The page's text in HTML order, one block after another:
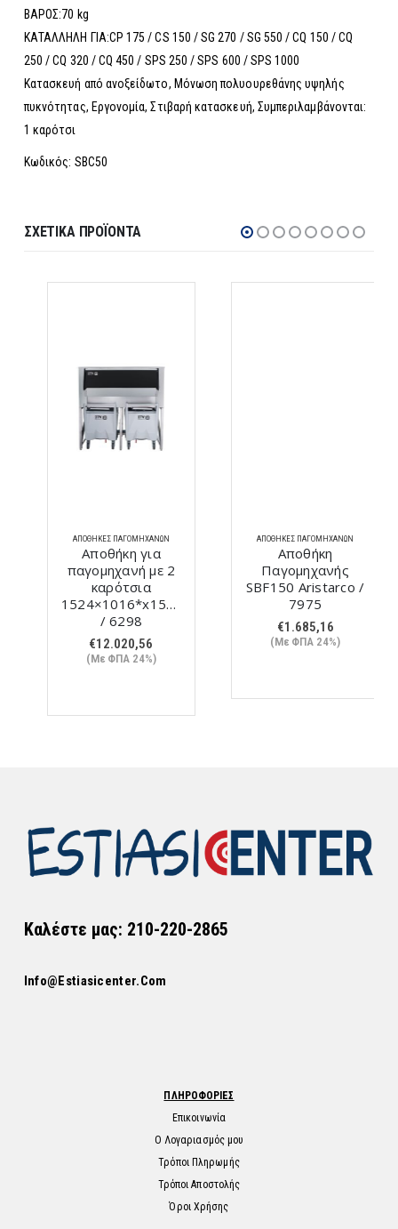
ΒΑΡΟΣ:70 kg
ΚΑΤΑΛΛΗΛΗ ΓΙΑ:CP 175 / CS 150 / SG 270 / SG 550 / CQ 150 / CQ
250 / CQ 320 / CQ 450 / SPS 250 / SPS 600 / SPS 1000
Κατασκευή από ανοξείδωτο, Μόνωση πολυουρεθάνης υψηλής
πυκνότητας, Εργονομία, Στιβαρή κατασκευή, Συμπεριλαμβάνονται:
1 καρότσι
Κωδικός: SBC50
ΣΧΕΤΙΚΆ ΠΡΟΪΌΝΤΑ
ΑΠΟΘΉΚΕΣ ΠΑΓΟΜΗΧΑΝΏΝ
Αποθήκη για
παγομηχανή με 2
καρότσια
1524×1016*x1520(h)mm
/ 6298
12.020,56
(Με ΦΠΑ 24%)
ΑΠΟΘΉΚΕΣ ΠΑΓΟΜΗΧΑΝΏΝ
Αποθήκη
Παγομηχανής
SBF150 Aristarco /
7975
1.685,16
(Με ΦΠΑ 24%)
Καλέστε μας: 210-220-2865
Info@estiasicenter.com
ΠΛΗΡΟΦΟΡΙΕΣ
Επικοινωνία
Ο Λογαριασμός μου
Τρόποι Πληρωμής
Τρόποι Αποστολής
Όροι Χρήσης